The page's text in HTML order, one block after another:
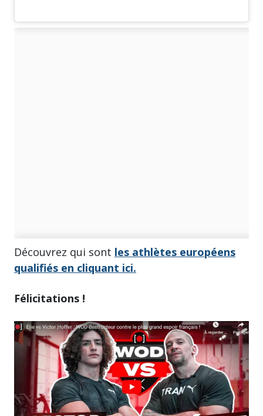
Découvrez qui sont les athlètes européens
qualifiés en cliquant ici.
Félicitations !